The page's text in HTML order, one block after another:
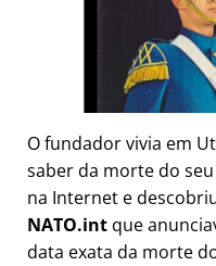
O fundador vivia em
saber da morte do
na Internet e
NATO.int que
data exata da morte